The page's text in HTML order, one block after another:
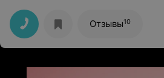
невнимательное отношение к
ногой!
Отзывы10